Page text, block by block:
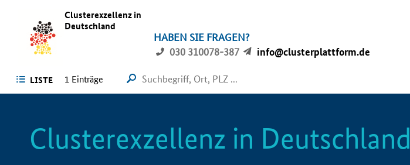
Clusterexzellenz in
Deutschland
HABEN SIE FRAGEN?
030 310078-387
info@clusterplattform.de
LISTE 1 Einträge
Clusterexzellenz in Deutschland